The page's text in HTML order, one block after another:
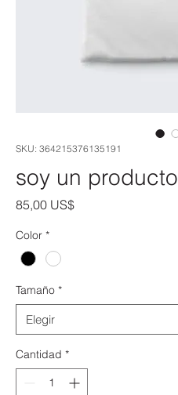
SKU: 364215376135191
soy un producto
85,00 US$Precio
Color *
Tamaño *
Cantidad *